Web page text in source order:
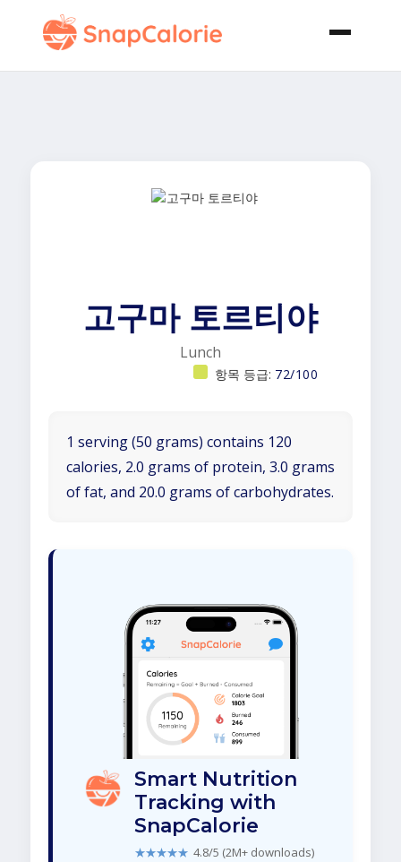
고구마 토르티야
Lunch
항목 등급: 72/100
1 serving (50 grams) contains 120
calories, 2.0 grams of protein, 3.0 grams
of fat, and 20.0 grams of carbohydrates.
Smart Nutrition
Tracking with
SnapCalorie
★★★★★ 4.8/5 (2M+ downloads)